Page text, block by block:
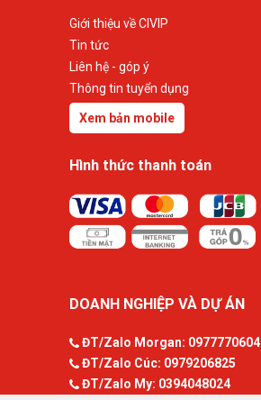
Giới thiệu về CIVIP
Tin tức
Liên hệ - góp ý
Thông tin tuyển dụng
Xem bản mobile
Hình thức thanh toán
DOANH NGHIỆP VÀ DỰ ÁN
ĐT/Zalo Morgan: 0977770604
ĐT/Zalo Cúc: 0979206825
ĐT/Zalo My: 0394048024